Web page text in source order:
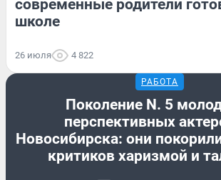
современные родители
школе
26 июля 4 822
РАБОТА
Поколение N. 5
перспективных
Новосибирска: они
критиков харизмой и